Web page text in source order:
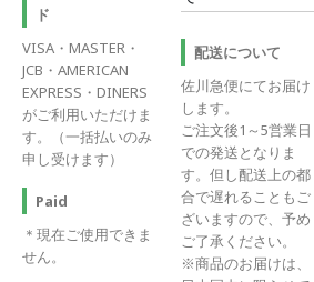
ド
VISA・MASTER・
JCB・AMERICAN
EXPRESS・DINERS
がご利用いただけま
す。（一括払いのみ
申し受けます）
Paid
＊現在ご使用できま
せん。
配送について
佐川急便にてお届け
します。
ご注文後1～5営業日
での発送となりま
す。但し配送上の都
合で遅れることもご
ざいますので、予め
ご了承ください。
※商品のお届けは、